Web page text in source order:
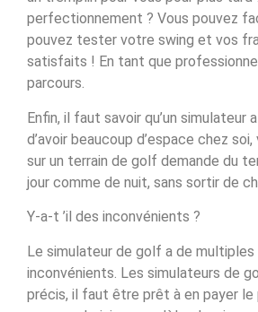
perfectionnement ? Vous pouvez
pouvez tester votre swing et vos
satisfaits ! En tant que
parcours.
Enfin, il faut savoir qu’un
d’avoir beaucoup d’espace chez
sur un terrain de golf demande du
jour comme de nuit, sans sortir de
Y-a-t ’il des inconvénients ?
Le simulateur de golf a de
inconvénients. Les simulateurs de
précis, il faut être prêt à en payer le